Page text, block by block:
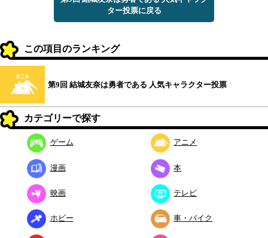
ター投票に戻る
この項目のランキング
第9回 結城友奈は勇者である 人気キャラクター投票
カテゴリーで探す
ゲーム アニメ
漫画 本
映画 テレビ
ホビー 車・バイク